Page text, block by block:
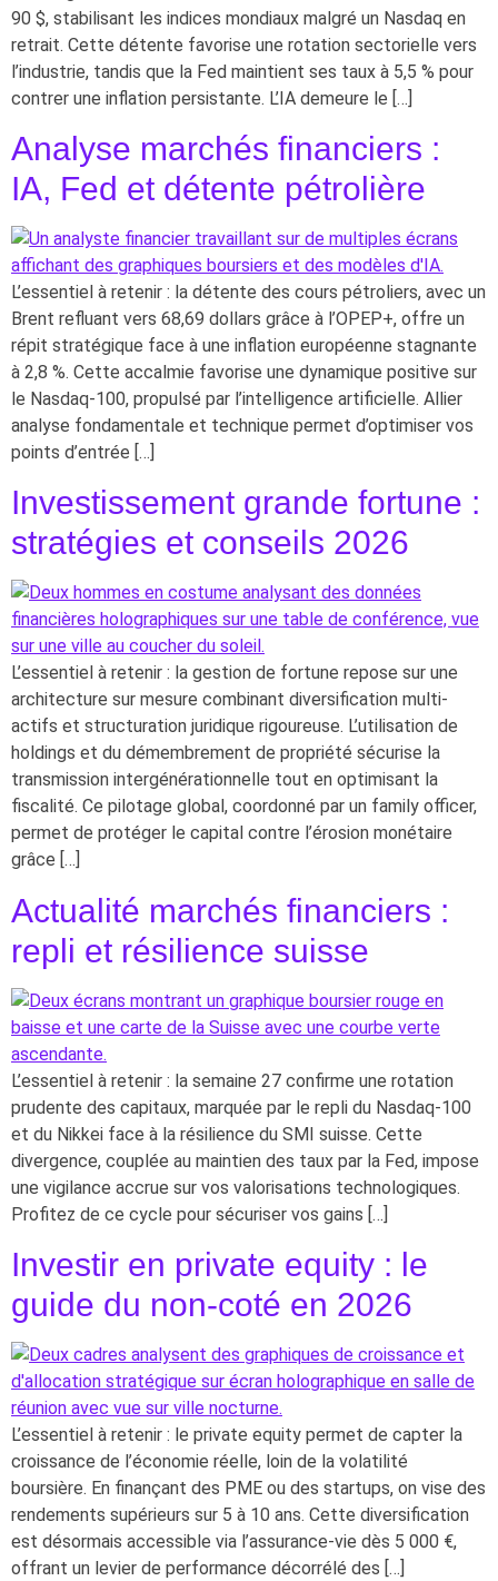
90 $, stabilisant les indices mondiaux malgré un Nasdaq en
retrait. Cette détente favorise une rotation sectorielle vers
l’industrie, tandis que la Fed maintient ses taux à 5,5 % pour
contrer une inflation persistante. L’IA demeure le […]
Analyse marchés financiers :
IA, Fed et détente pétrolière
L’essentiel à retenir : la détente des cours pétroliers, avec un
Brent refluant vers 68,69 dollars grâce à l’OPEP+, offre un
répit stratégique face à une inflation européenne stagnante
à 2,8 %. Cette accalmie favorise une dynamique positive sur
le Nasdaq-100, propulsé par l’intelligence artificielle. Allier
analyse fondamentale et technique permet d’optimiser vos
points d’entrée […]
Investissement grande fortune :
stratégies et conseils 2026
L’essentiel à retenir : la gestion de fortune repose sur une
architecture sur mesure combinant diversification multi-
actifs et structuration juridique rigoureuse. L’utilisation de
holdings et du démembrement de propriété sécurise la
transmission intergénérationnelle tout en optimisant la
fiscalité. Ce pilotage global, coordonné par un family officer,
permet de protéger le capital contre l’érosion monétaire
grâce […]
Actualité marchés financiers :
repli et résilience suisse
L’essentiel à retenir : la semaine 27 confirme une rotation
prudente des capitaux, marquée par le repli du Nasdaq-100
et du Nikkei face à la résilience du SMI suisse. Cette
divergence, couplée au maintien des taux par la Fed, impose
une vigilance accrue sur vos valorisations technologiques.
Profitez de ce cycle pour sécuriser vos gains […]
Investir en private equity : le
guide du non-coté en 2026
L’essentiel à retenir : le private equity permet de capter la
croissance de l’économie réelle, loin de la volatilité
boursière. En finançant des PME ou des startups, on vise des
rendements supérieurs sur 5 à 10 ans. Cette diversification
est désormais accessible via l’assurance-vie dès 5 000 €,
offrant un levier de performance décorrélé des […]